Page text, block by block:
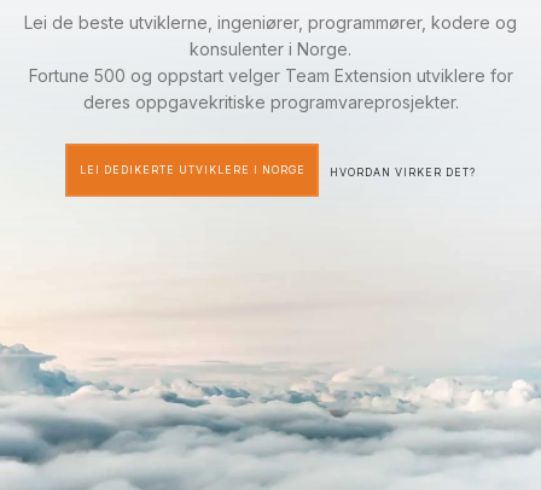
Lei de beste utviklerne, ingeniører, programmører, kodere og
konsulenter i Norge.
Fortune 500 og oppstart velger Team Extension utviklere for
deres oppgavekritiske programvareprosjekter.
LEI DEDIKERTE UTVIKLERE I NORGE HVORDAN VIRKER DET?